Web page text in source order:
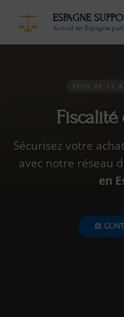
ESPAGNE
Avocat en Espagne
PLUS DE 15
Fiscalité
Sécurisez votre
avec notre réseau
en
⚖️